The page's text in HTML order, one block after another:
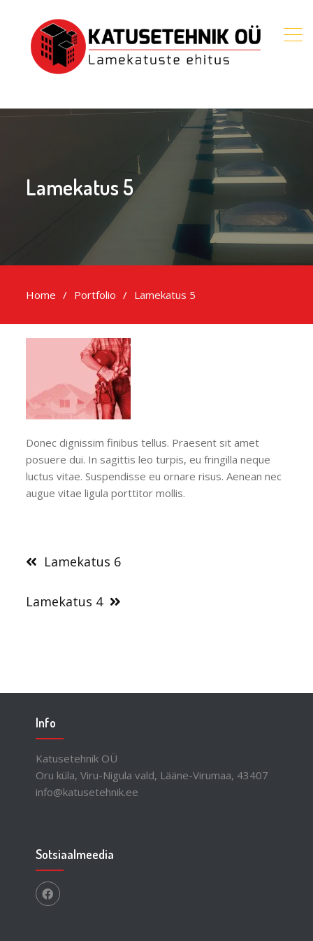
Lamekatus 5
Home Portfolio Lamekatus 5
Donec dignissim finibus tellus. Praesent sit amet
posuere dui. In sagittis leo turpis, eu fringilla neque
luctus vitae. Suspendisse eu ornare risus. Aenean nec
augue vitae ligula porttitor mollis.
Lamekatus 6
Lamekatus 4
Info
Katusetehnik OÜ
Oru küla, Viru-Nigula vald, Lääne-Virumaa, 43407
info@katusetehnik.ee
Sotsiaalmeedia